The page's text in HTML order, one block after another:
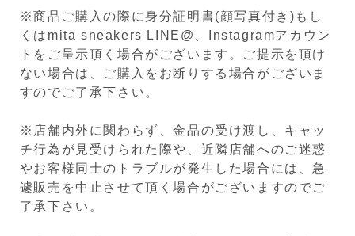
※商品ご購入の際に身分証明書(顔写真付き)もし
くはmita sneakers LINE@、Instagramアカウン
トをご呈示頂く場合がございます。ご提示を頂け
ない場合は、ご購入をお断りする場合がございま
すのでご了承下さい。
※店舗内外に関わらず、金品の受け渡し、キャッ
チ行為が見受けられた際や、近隣店舗へのご迷惑
やお客様同士のトラブルが発生した場合には、急
遽販売を中止させて頂く場合がございますのでご
了承下さい。